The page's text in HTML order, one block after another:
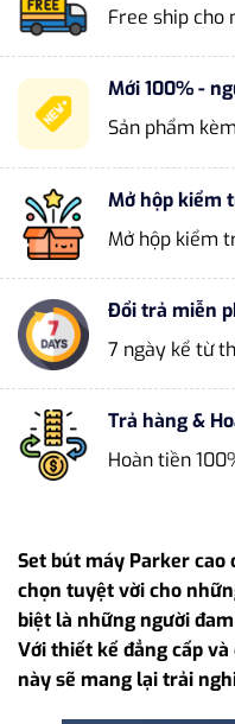
Free ship cho
Mới 100% -
Sản phẩm
Mở hộp kiểm
Mở hộp kiểm
Đổi trả miễn
7 ngày kể từ
Trả hàng &
Hoàn tiền
Set bút máy Parker cao
chọn tuyệt vời cho
biệt là những người
Với thiết kế đẳng cấp
này sẽ mang lại trải